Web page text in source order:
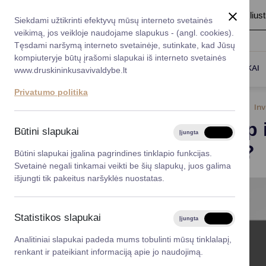
Siekdami užtikrinti efektyvų mūsų interneto svetainės
veikimą, jos veikloje naudojame slapukus - (angl. cookies).
Tęsdami naršymą interneto svetainėje, sutinkate, kad Jūsų
kompiuteryje būtų įrašomi slapukai iš interneto svetainės
www.druskininkusavivaldybe.lt
Privatumo politika
Būtini slapukai Įjungta
Būtini slapukai įgalina pagrindines tinklapio funkcijas.
Svetainė negali tinkamai veikti be šių slapukų, juos galima
išjungti tik pakeitus naršyklės nuostatas.
Statistikos slapukai Įjungta
Analitiniai slapukai padeda mums tobulinti mūsų tinklalapį,
renkant ir pateikiant informaciją apie jo naudojimą.
Šriftas: A A A Fonas: Taryba Meras
Registruokitės
Vicemerai
Mero patarėja
Administracija
Savivaldybės
Planavimo
Korupcijos
Viešieji pirkimai
Lygios
Savivaldybės
Karjera DUK
DRUSKININKAI
Titulinis Naujienos VMI: Kaip išvengti klaidų
VMI:
mokestį?